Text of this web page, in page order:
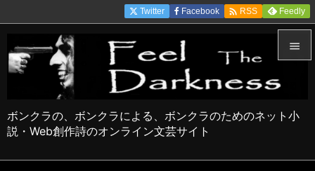
ボンクラの、ボンクラによる、ボンクラのためのネット小
説・Web創作詩のオンライン文芸サイト


Twitter Facebook  RSS Feedly